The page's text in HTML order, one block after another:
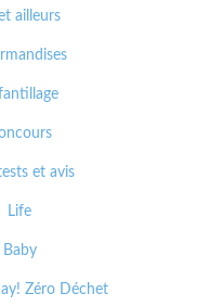
ailleurs
et avis
Life
Baby
Zéro Déchet